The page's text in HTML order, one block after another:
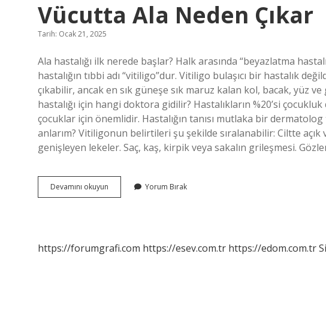
Vücutta Ala Neden Çıkar
Tarih: Ocak 21, 2025
Ala hastalığı ilk nerede başlar? Halk arasında “beyazlatma
hastalığın tıbbi adı “vitiligo”dur. Vitiligo bulaşıcı bir hastalık
çıkabilir, ancak en sık güneşe sık maruz kalan kol, bacak, yüz
hastalığı için hangi doktora gidilir? Hastalıkların %20’si
çocuklar için önemlidir. Hastalığın tanısı mutlaka bir
anlarım? Vitiligonun belirtileri şu şekilde sıralanabilir: Ciltte açık
genişleyen lekeler. Saç, kaş, kirpik veya sakalın grileşmesi.
Devamını okuyun
Ala
Yorum Bırak
https://forumgrafi.com https://esev.com.tr https://edom.com.tr